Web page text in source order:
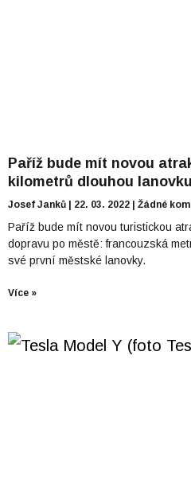
Paříž bude mít novou
kilometrů dlouhou lanovku
Josef Janků 22. 03. 2022 Žádné
Paříž bude mít novou turistickou
dopravu po městě: francouzská
své první městské lanovky.
Více »